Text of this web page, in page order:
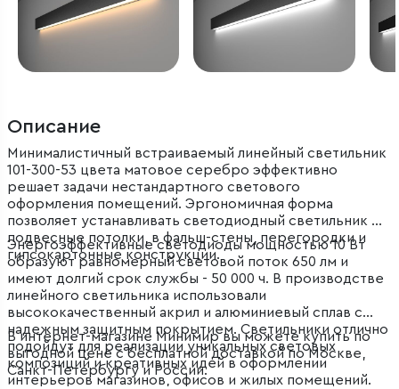
Описание
Минималистичный встраиваемый линейный светильник
101-300-53 цвета матовое серебро эффективно
решает задачи нестандартного светового
оформления помещений. Эргономичная форма
позволяет устанавливать светодиодный светильник в
подвесные потолки, в фальш-стены, перегородки и
гипсокартонные конструкции.
Энергоэффективные светодиоды мощностью 10 Вт
образуют равномерный световой поток 650 лм и
имеют долгий срок службы - 50 000 ч. В производстве
линейного светильника использовали
высококачественный акрил и алюминиевый сплав с
надежным защитным покрытием. Светильники отлично
подойдут для реализации уникальных световых
композиций и креативных идей в оформлении
интерьеров магазинов, офисов и жилых помещений.
В интернет-магазине Минимир вы можете купить по
выгодной цене с бесплатной доставкой по Москве,
Санкт-Петербургу и России.